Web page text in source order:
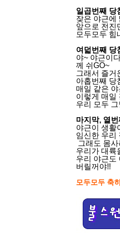
일곱번째 당
잦은 야근에
앞으로 전진
모두모두 힘
여덟번째 당
야~ 야근이
께 쉬GO~
그래서 즐거
아홉번째 당
매일 같은
이렇게 매일
우리 모두
마지막, 열
야근이 생활
임신한 우리
그래도 몸
우리가 대륙
우리 야근도
버릴꺼야!!
모두모두 축